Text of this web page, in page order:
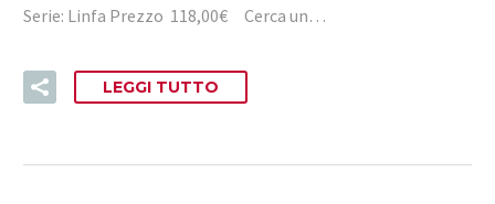
Serie: Linfa Prezzo 118,00€ Cerca un…
LEGGI TUTTO